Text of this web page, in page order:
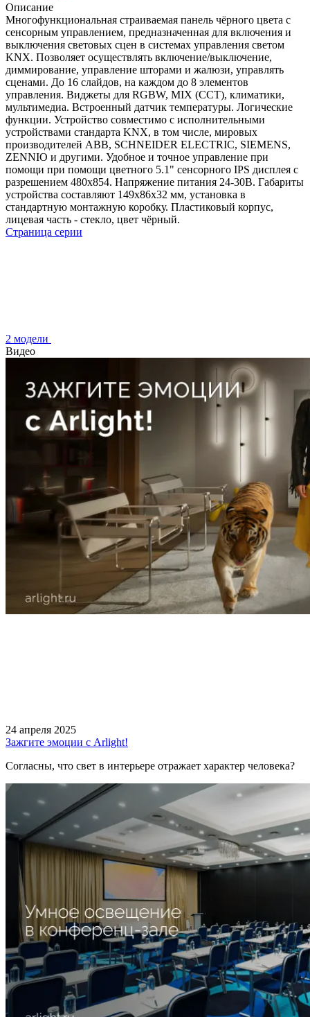
Описание
Многофункциональная страиваемая панель чёрного цвета с
сенсорным управлением, предназначенная для включения и
выключения световых сцен в системах управления светом
KNX. Позволяет осуществлять включение/выключение,
диммирование, управление шторами и жалюзи, управлять
сценами. До 16 слайдов, на каждом до 8 элементов
управления. Виджеты для RGBW, MIX (CCT), климатики,
мультимедиа. Встроенный датчик температуры. Логические
функции. Устройство совместимо с исполнительными
устройствами стандарта KNX, в том числе, мировых
производителей ABB, SCHNEIDER ELECTRIC, SIEMENS,
ZENNIO и другими. Удобное и точное управление при
помощи при помощи цветного 5.1" сенсорного IPS дисплея с
разрешением 480х854. Напряжение питания 24-30В. Габариты
устройства составляют 149x86x32 мм, установка в
стандартную монтажную коробку. Пластиковый корпус,
лицевая часть - стекло, цвет чёрный.
Страница серии
2 модели
Видео
24 апреля 2025
Зажгите эмоции с Arlight!
Согласны, что свет в интерьере отражает характер человека?